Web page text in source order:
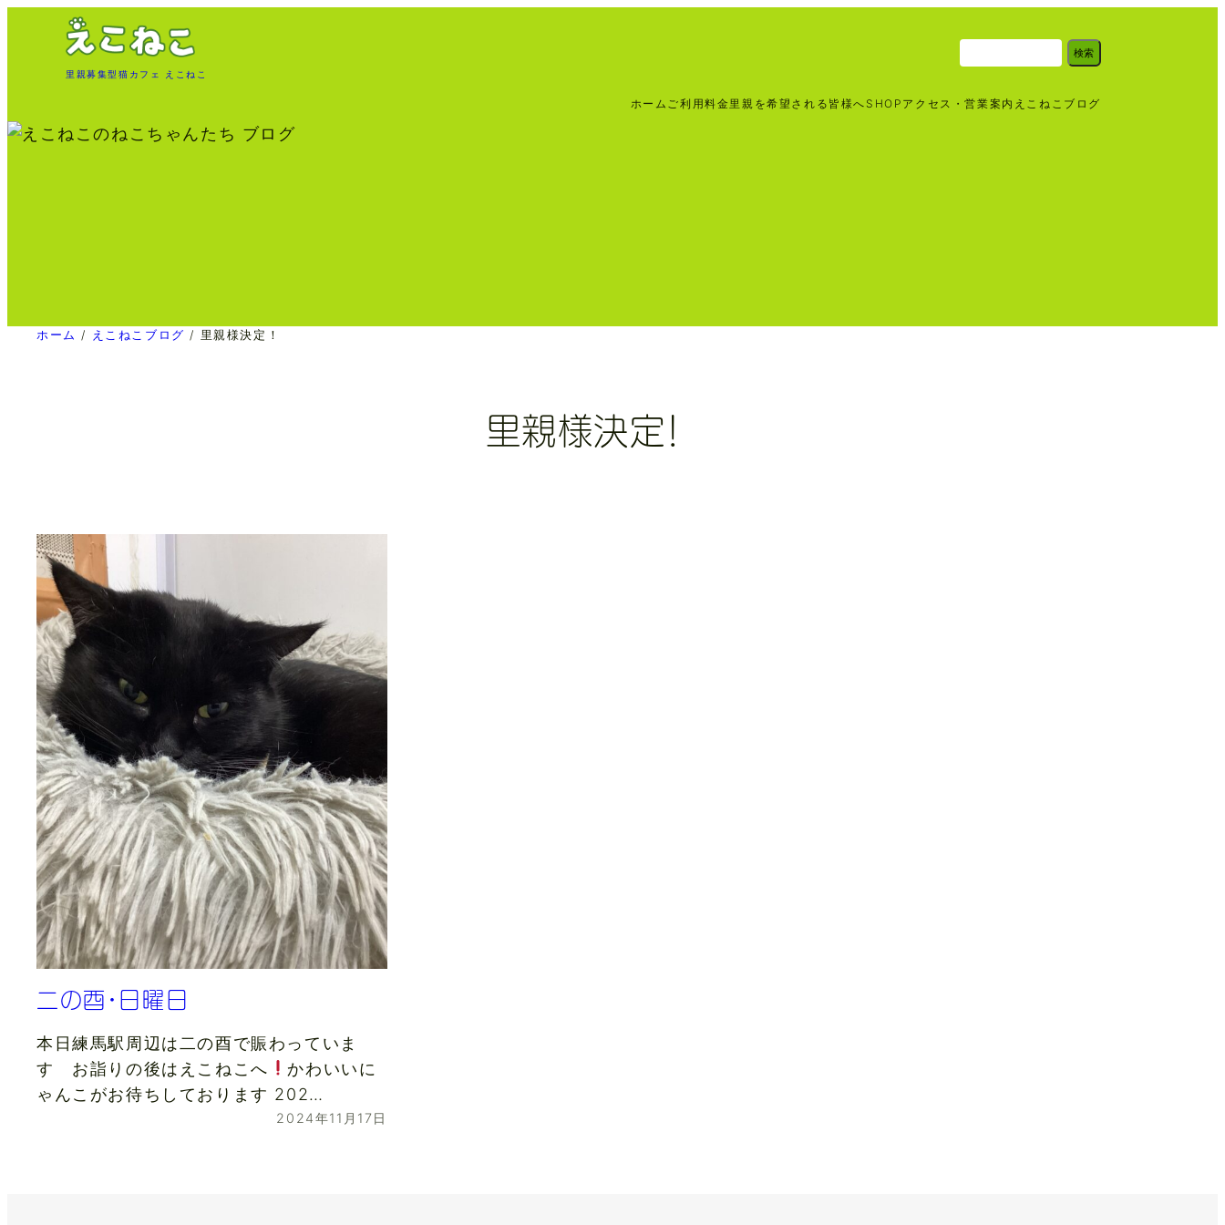
キ
ッ
里親募集型猫カフェ えこねこ
検
索
検索
ホーム ご利用料金里親を希望される皆様へ SHOP アクセス・営業案内 えこねこブログ
ホーム / えこねこブログ / 里親様決定！
里親様決定！
二の酉・日曜日
本日練馬駅周辺は二の酉で賑わっていま
す お詣りの後はえこねこへ
かわいいに
ゃんこがお待ちしております 202…
2024年11月17日